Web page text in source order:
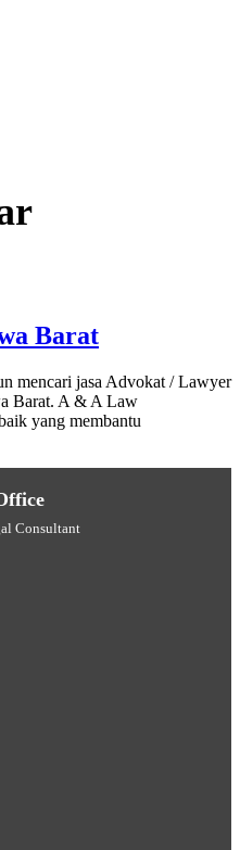
Barat
mencari jasa Advokat / Lawyer
Barat. A & A Law
yang membantu
Consultant